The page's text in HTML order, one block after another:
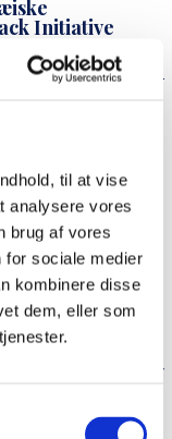
til at vise
analysere vores
brug af vores
for sociale medier
kombinere disse
dem, eller som
Initiative
fra flere forskellige
og bede
ni
sig til EU-
sin støtte.
brug af den.
når det gælder
mindretal i